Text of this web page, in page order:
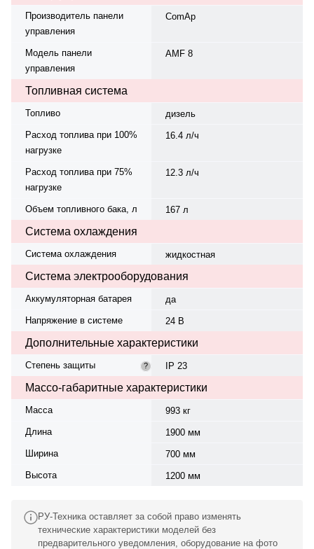
Производитель панели
управления
ComAp
Модель панели
управления
AMF 8
Топливная система
Топливо
дизель
Расход топлива при 100%
нагрузке
16.4 л/ч
Расход топлива при 75%
нагрузке
12.3 л/ч
Объем топливного бака, л 167 л
Система охлаждения
Система охлаждения жидкостная
Система электрооборудования
Аккумуляторная батарея
да
Напряжение в системе
24 В
Дополнительные характеристики
Степень защиты ? IP 23
Массо-габаритные характеристики
Масса
993 кг
Длина
1900 мм
Ширина
700 мм
Высота
1200 мм
РУ-Техника оставляет за собой право изменять
технические характеристики моделей без
предварительного уведомления, оборудование на фото